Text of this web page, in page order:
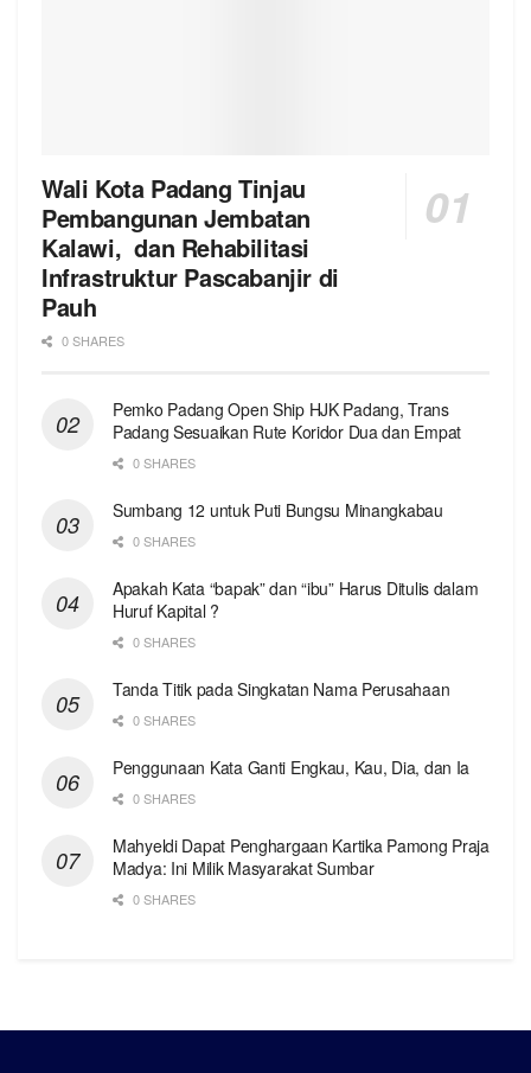
Wali Kota Padang Tinjau
Pembangunan Jembatan
Kalawi, dan Rehabilitasi
Infrastruktur Pascabanjir di
Pauh
0 SHARES
Pemko Padang Open Ship HJK Padang, Trans
Padang Sesuaikan Rute Koridor Dua dan Empat
0 SHARES
Sumbang 12 untuk Puti Bungsu Minangkabau
0 SHARES
Apakah Kata “bapak” dan “ibu” Harus Ditulis dalam
Huruf Kapital ?
0 SHARES
Tanda Titik pada Singkatan Nama Perusahaan
0 SHARES
Penggunaan Kata Ganti Engkau, Kau, Dia, dan Ia
0 SHARES
Mahyeldi Dapat Penghargaan Kartika Pamong Praja
Madya: Ini Milik Masyarakat Sumbar
0 SHARES